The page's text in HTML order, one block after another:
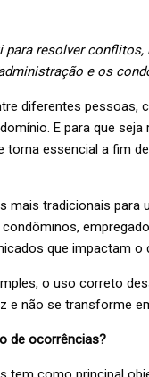
para resolver
e os
diferentes pessoas,
E para que
torna essencial a fim
mais tradicionais para
que impactam o
o uso correto
e não se transforme
de ocorrências?